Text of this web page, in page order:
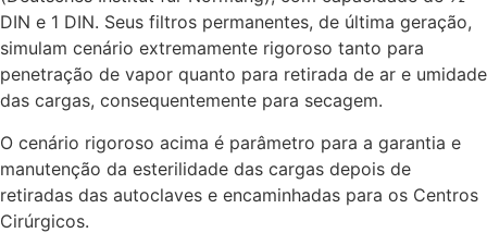
DIN e 1 DIN. Seus filtros permanentes, de última geração,
simulam cenário extremamente rigoroso tanto para
penetração de vapor quanto para retirada de ar e umidade
das cargas, consequentemente para secagem.
O cenário rigoroso acima é parâmetro para a garantia e
manutenção da esterilidade das cargas depois de
retiradas das autoclaves e encaminhadas para os Centros
Cirúrgicos.